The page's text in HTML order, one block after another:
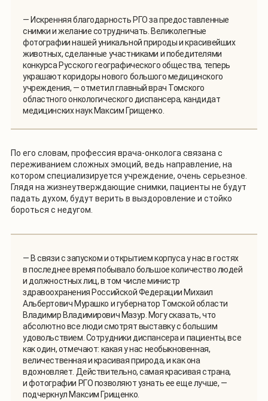
— Искренняя благодарность РГО за предоставленные
снимки и желание сотрудничать. Великолепные
фотографии нашей уникальной природы и красивейших
животных, сделанные участниками и победителями
конкурса Русского географического общества, теперь
украшают коридоры нового большого медицинского
учреждения, — отметил главный врач Томского
областного онкологического диспансера, кандидат
медицинских наук Максим Грищенко.
По его словам, профессия врача-онколога связана с
переживанием сложных эмоций, ведь направление, на
котором специализируется учреждение, очень серьезное.
Глядя на жизнеутверждающие снимки, пациенты не будут
падать духом, будут верить в выздоровление и стойко
бороться с недугом.
— В связи с запуском и открытием корпуса у нас в гостях
в последнее время побывало большое количество людей
и должностных лиц, в том числе министр
здравоохранения Российской Федерации Михаил
Альбертович Мурашко и губернатор Томской области
Владимир Владимирович Мазур. Могу сказать, что
абсолютно все люди смотрят выставку с большим
удовольствием. Сотрудники диспансера и пациенты, все
как один, отмечают: какая у нас необыкновенная,
величественная и красивая природа, и как она
вдохновляет. Действительно, самая красивая страна,
и фотографии РГО позволяют узнать ее еще лучше, —
подчеркнул Максим Грищенко.